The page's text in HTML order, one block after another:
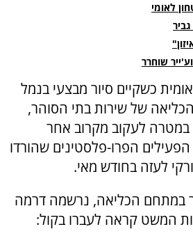
לאומי
שוחרר
כשקיים סיור מבצעי בנמל
של שירות בתי הסוהר,
לעקוב מקרוב אחר
הפרו-פלסטינים שהורדו
לעזה בחודש מאי.
במתחם הכליאה, נרשמה דרמה
המשט קראה לעברו בקול: